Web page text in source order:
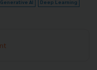
Generative AI Deep Learning